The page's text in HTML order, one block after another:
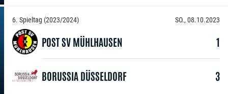
6. Spieltag (2023/2024) SO., 08.10.2023
POST SV MÜHLHAUSEN 1
BORUSSIA DÜSSELDORF 3